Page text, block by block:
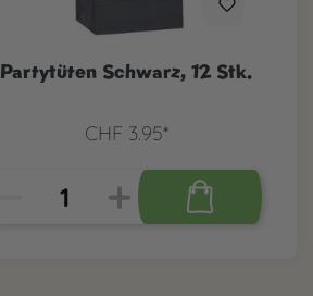
Partytüten Schwarz, 12 Stk.
CHF 3.95*